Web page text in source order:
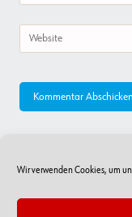
Wir verwenden Cookies, um
Website